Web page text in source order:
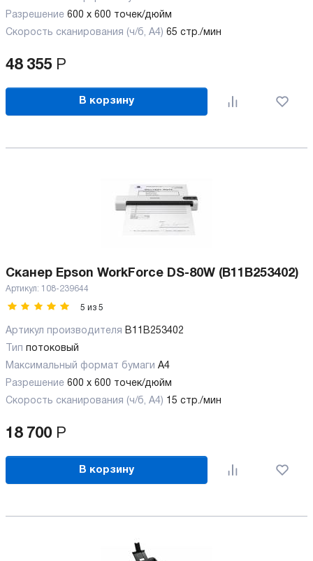
Разрешение 600 x 600 точек/дюйм
Скорость сканирования (ч/б, А4) 65 стр./мин
48 355 Р
В корзину
Сканер Epson WorkForce DS-80W (B11B253402)
Артикул: 108-239644
5 из 5
Артикул производителя
B11B253402
Тип
потоковый
Максимальный формат бумаги А4
Разрешение 600 x 600 точек/дюйм
Скорость сканирования (ч/б, А4) 15 стр./мин
18 700 Р
В корзину